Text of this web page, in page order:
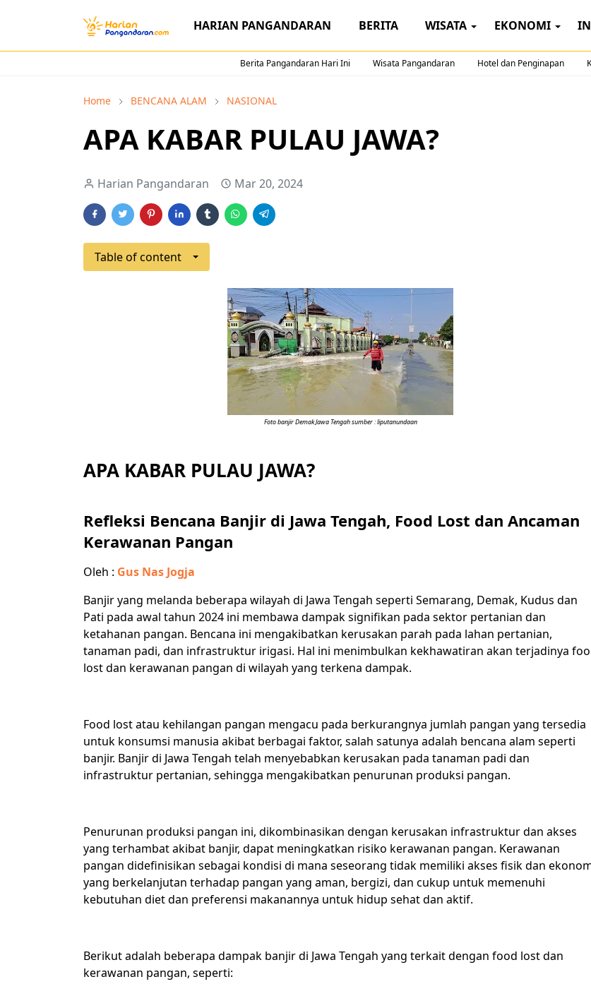
HARIAN PANGANDARAN BERITA WISATA EKONOMI
Berita Pangandaran Hari Ini Wisata Pangandaran Hotel dan Penginapan
Home BENCANA ALAM NASIONAL
APA KABAR PULAU JAWA?
Harian Pangandaran Mar 20, 2024
Table of content
Foto banjir Demak Jawa Tengah sumber : liputanundaan
APA KABAR PULAU JAWA?
Refleksi Bencana Banjir di Jawa Tengah, Food Lost dan Ancaman
Kerawanan Pangan
Oleh : Gus Nas Jogja
Banjir yang melanda beberapa wilayah di Jawa Tengah seperti Semarang, Demak, Kudus dan
Pati pada awal tahun 2024 ini membawa dampak signifikan pada sektor pertanian dan
ketahanan pangan. Bencana ini mengakibatkan kerusakan parah pada lahan pertanian,
tanaman padi, dan infrastruktur irigasi. Hal ini menimbulkan kekhawatiran akan terjadinya
lost dan kerawanan pangan di wilayah yang terkena dampak.
Food lost atau kehilangan pangan mengacu pada berkurangnya jumlah pangan yang tersedia
untuk konsumsi manusia akibat berbagai faktor, salah satunya adalah bencana alam seperti
banjir. Banjir di Jawa Tengah telah menyebabkan kerusakan pada tanaman padi dan
infrastruktur pertanian, sehingga mengakibatkan penurunan produksi pangan.
Penurunan produksi pangan ini, dikombinasikan dengan kerusakan infrastruktur dan akses
yang terhambat akibat banjir, dapat meningkatkan risiko kerawanan pangan. Kerawanan
pangan didefinisikan sebagai kondisi di mana seseorang tidak memiliki akses fisik dan
yang berkelanjutan terhadap pangan yang aman, bergizi, dan cukup untuk memenuhi
kebutuhan diet dan preferensi makanannya untuk hidup sehat dan aktif.
Berikut adalah beberapa dampak banjir di Jawa Tengah yang terkait dengan food lost dan
kerawanan pangan, seperti: